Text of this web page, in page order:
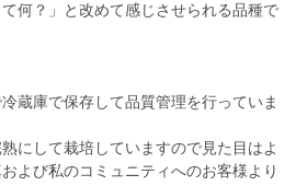
何？」と改めて感じさせられる品種で
蔵庫で保存して品質管理を行っていま
にして栽培していますので見た目はよ
よび私のコミュニティへのお客様より